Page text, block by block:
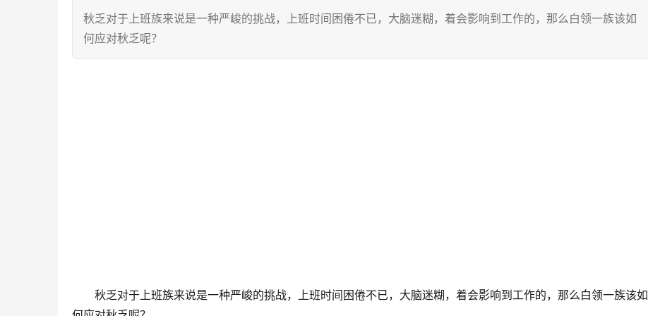
秋乏对于上班族来说是一种严峻的挑战，上班时间困倦不已，大脑迷糊，着会影响到工作的，那么白领一族该如
何应对秋乏呢？
秋乏对于上班族来说是一种严峻的挑战，上班时间困倦不已，大脑迷糊，着会影响到工作的，那么白领一族该如